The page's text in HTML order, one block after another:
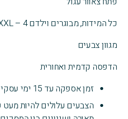
4
XXXL
כל המידות, מבוגרים וילדם 4 – XXXL
מגוון צבעים
הדפסה קדמית ואחורית
זמן אספקה עד 15 ימי עסקים
הצבעים עלולים להיות